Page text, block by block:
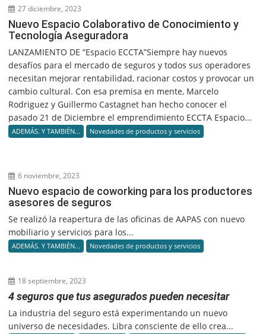
27 diciembre, 2023
Nuevo Espacio Colaborativo de Conocimiento y
Tecnología Aseguradora
LANZAMIENTO DE “Espacio ECCTA”Siempre hay nuevos
desafíos para el mercado de seguros y todos sus operadores
necesitan mejorar rentabilidad, racionar costos y provocar un
cambio cultural. Con esa premisa en mente, Marcelo
Rodriguez y Guillermo Castagnet han hecho conocer el
pasado 21 de Diciembre el emprendimiento ECCTA Espacio...
ADEMÁS. Y TAMBIÉN... Novedades de productos y servicios
6 noviembre, 2023
Nuevo espacio de coworking para los productores
asesores de seguros
Se realizó la reapertura de las oficinas de AAPAS con nuevo
mobiliario y servicios para los...
ADEMÁS. Y TAMBIÉN... Novedades de productos y servicios
18 septiembre, 2023
4 seguros que tus asegurados pueden necesitar
La industria del seguro está experimentando un nuevo
universo de necesidades. Libra consciente de ello crea...